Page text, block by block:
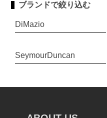
ブランドで絞り込む
DiMazio
SeymourDuncan